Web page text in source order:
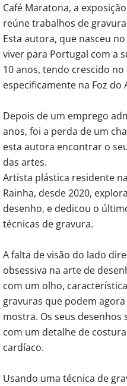
Café Maratona, a
reúne trabalhos de
Esta autora, que nasceu
viver para Portugal com a
10 anos, tendo crescido
especificamente na Foz do
Depois de um emprego
anos, foi a perda de um
esta autora encontrar o
das artes.
Artista plástica residente
Rainha, desde 2020,
desenho, e dedicou o
técnicas de gravura.
A falta de visão do lado
obsessiva na arte de
com um olho,
gravuras que podem
mostra. Os seus
com um detalhe de
cardíaco.
Usando uma técnica de